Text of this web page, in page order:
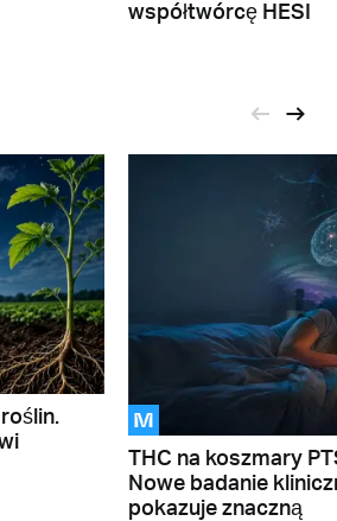
współtwórcę HESI
M
THC na koszmary
Nowe badanie
pokazuje znaczną